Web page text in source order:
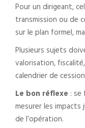
Pour un dirigeant,
transmission ou de
sur le plan formel,
Plusieurs sujets
valorisation,
calendrier de
Le bon réflexe :
mesurer les
de l’opération.